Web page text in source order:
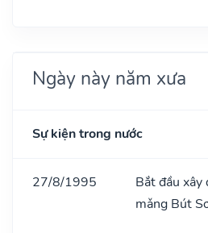
Ngày này năm xưa
Sự kiện trong nước
27/8/1995
Bắt đầu xây
mǎng Bút